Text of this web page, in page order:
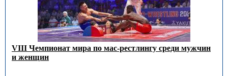
VIII Чемпионат мира по мас-рестлингу среди мужчин
и женщин